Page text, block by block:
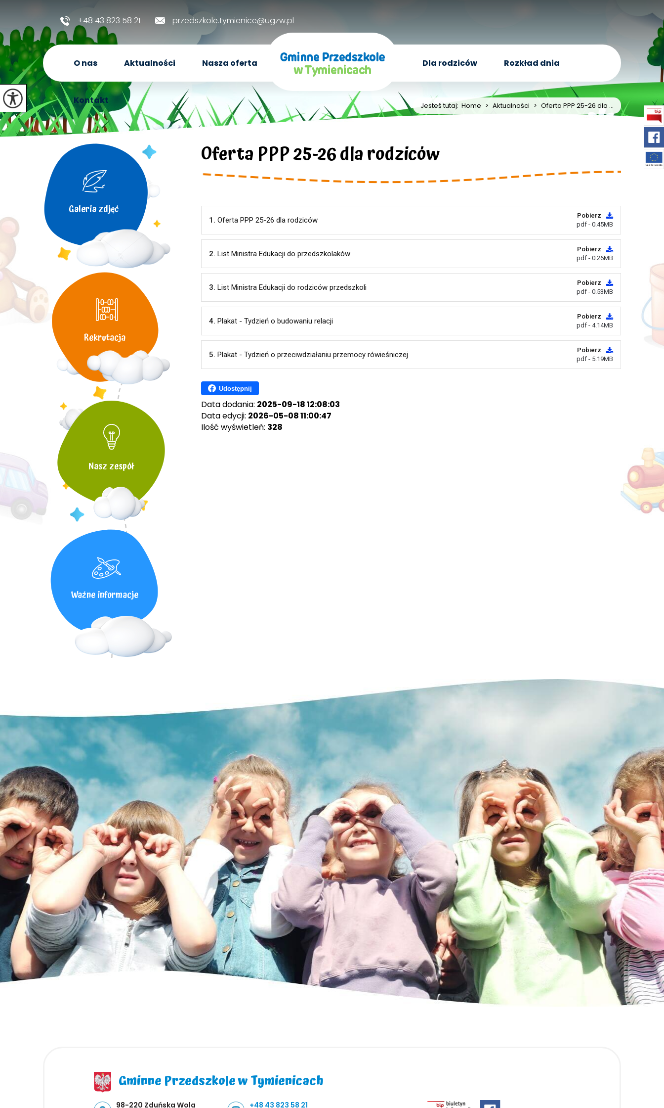
przedszkole.tymienice@ugzw.pl
+48 43 823 58 21
O nas Aktualności Nasza oferta Dla rodziców Rozkład dnia
Kontakt Jesteś tutaj: Home > Aktualności > Oferta PPP 25-26 dla ...
Oferta PPP 25-26 dla rodziców
1. Oferta PPP 25-26 dla rodziców
Pobierz
pdf - 0.45MB
2. List Ministra Edukacji do przedszkolaków
Pobierz
pdf - 0.26MB
3. List Ministra Edukacji do rodziców przedszkoli
Pobierz
pdf - 0.53MB
4. Plakat - Tydzień o budowaniu relacji
Pobierz
pdf - 4.14MB
5. Plakat - Tydzień o przeciwdziałaniu przemocy rówieśniczej
Pobierz
pdf - 5.19MB
Udostępnij
Data dodania: 2025-09-18 12:08:03
Data edycji: 2026-05-08 11:00:47
Ilość wyświetleń: 328
Galeria zdjęć
Rekrutacja
Nasz zespół
Ważne informacje
Gminne Przedszkole w Tymienicach
Adres pocztowy:
98-220 Zduńska Wola +48 43 823 58 21